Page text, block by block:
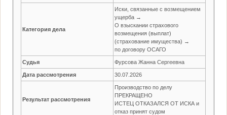
Категория дела
Иски, связанные с возмещением
ущерба →
О взыскании страхового
возмещения (выплат)
(страхование имущества) →
по договору ОСАГО
Судья Фурсова Жанна Сергеевна
Дата рассмотрения 30.07.2026
Результат рассмотрения
Производство по делу
ПРЕКРАЩЕНО
ИСТЕЦ ОТКАЗАЛСЯ ОТ ИСКА и
отказ принят судом